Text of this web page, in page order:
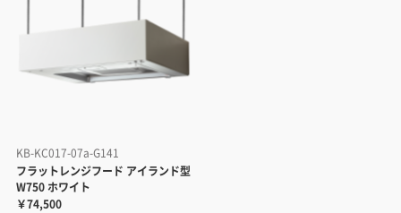
KB-KC017-07a-G141
フラットレンジフード アイランド型
W750 ホワイト
￥74,500